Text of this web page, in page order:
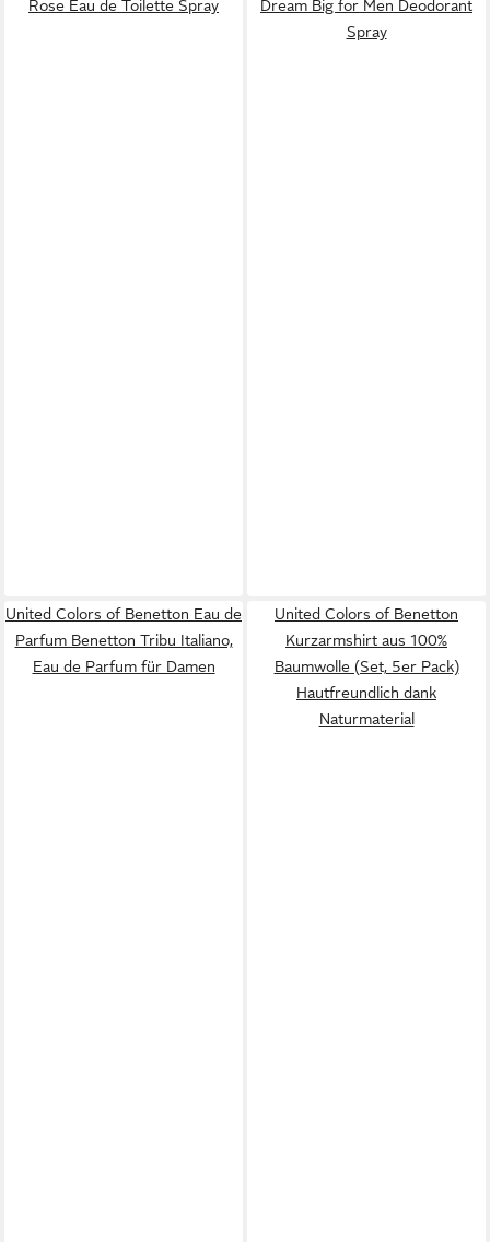
Rose Eau de Toilette Spray
Dream Big for Men Deodorant
Spray
United Colors of Benetton Eau de
Parfum Benetton Tribu Italiano,
Eau de Parfum für Damen
United Colors of Benetton
Kurzarmshirt aus 100%
Baumwolle (Set, 5er Pack)
Hautfreundlich dank
Naturmaterial